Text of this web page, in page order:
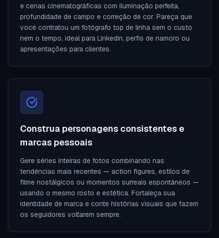
e cenas cinematográficas com iluminação perfeita,
profundidade de campo e correção de cor. Pareça que
você contratou um fotógrafo top de linha sem o custo
nem o tempo, ideal para LinkedIn, perfis de namoro ou
apresentações para clientes.
Construa personagens consistentes e
marcas pessoais
Gere séries inteiras de fotos combinando nas
tendências mais recentes — action figures, estilos de
filme nostálgicos ou momentos surreais espontâneos —
usando o mesmo rosto e estética. Fortaleça sua
identidade de marca e conte histórias visuais que fazem
os seguidores voltarem sempre.